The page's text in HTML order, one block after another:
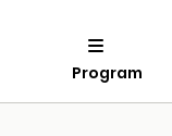
Program